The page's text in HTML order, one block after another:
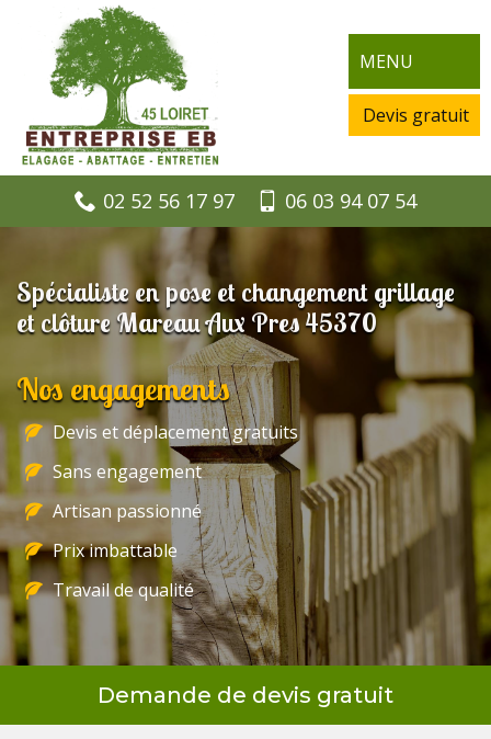
MENU
Devis gratuit
02 52 56 17 97 06 03 94 07 54
Spécialiste en pose et changement grillage
et clôture Mareau Aux Pres 45370
Nos engagements
Devis et déplacement gratuits
Sans engagement
Artisan passionné
Prix imbattable
Travail de qualité
Demande de devis gratuit